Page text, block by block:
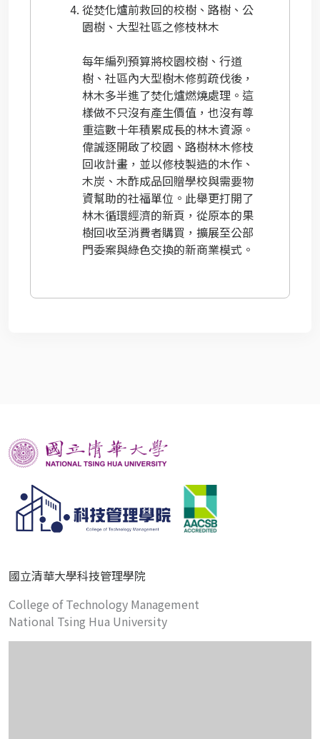
從焚化爐前救回的校樹、路樹、公
園樹、大型社區之修枝林木
每年編列預算將校園校樹、行道
樹、社區內大型樹木修剪疏伐後，
林木多半進了焚化爐燃燒處理。這
樣做不只沒有產生價值，也沒有尊
重這數十年積累成長的林木資源。
偉誠逐開啟了校園、路樹林木修枝
回收計畫，並以修枝製造的木作、
木炭、木酢成品回贈學校與需要物
資幫助的社福單位。此舉更打開了
林木循環經濟的新頁，從原本的果
樹回收至消費者購買，擴展至公部
門委案與綠色交換的新商業模式。
國立清華大學科技管理學院
College of Technology Management
National Tsing Hua University